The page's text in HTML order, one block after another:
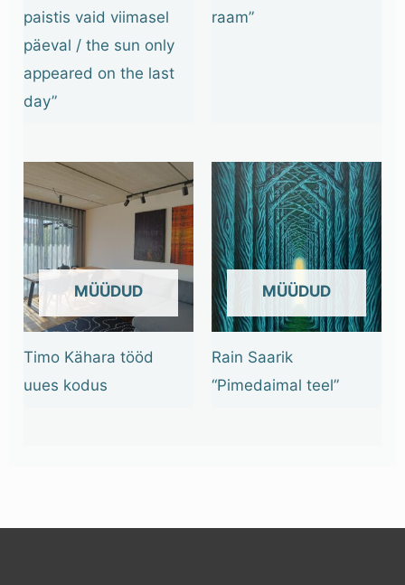
paistis vaid viimasel
päeval / the sun only
appeared on the last
day”
raam”
OUT OF STOCK
Timo Kähara tööd
uues kodus
OUT OF STOCK
Rain Saarik
“Pimedaimal teel”